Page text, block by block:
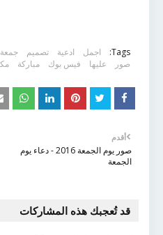
Tags: اجمل ادعية تصميم جمعة
صور
عليها فيس بوك مباركة
أقدم
صور يوم الجمعة 2016 - دعاء يوم
الجمعة
قد تُعجبك هذه المشاركات